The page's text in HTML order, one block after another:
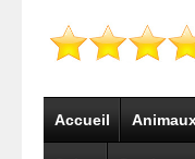
Accueil